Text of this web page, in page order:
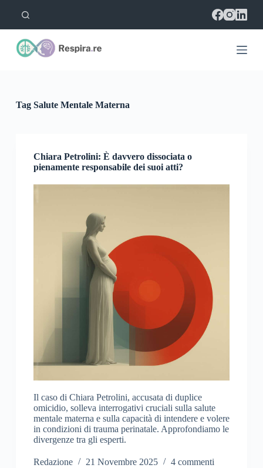
l
nTagSalute Mentale Materna
Chiara Petrolini: È davvero dissociata o
pienamente responsabile dei suoi atti?
Il caso di Chiara Petrolini, accusata di duplice
omicidio, solleva interrogativi cruciali sulla salute
mentale materna e sulla capacità di intendere e volere
in condizioni di trauma perinatale. Approfondiamo le
divergenze tra gli esperti.
Redazione 21 Novembre 2025 4 commenti